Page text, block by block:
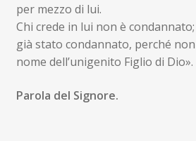
per mezzo di lui.
Chi crede in lui non è
già stato condannato, perché
nome dell’unigenito Figlio di Dio».
Parola del Signore.